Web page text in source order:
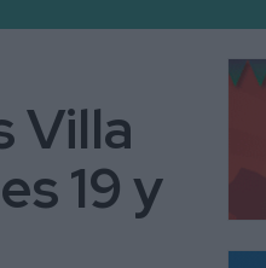
Villa
19 y